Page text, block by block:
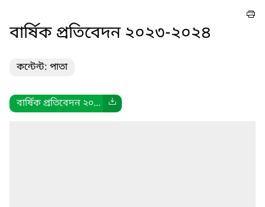
বার্ষিক প্রতিবেদন ২০২৩-২০২৪
কন্টেন্ট: পাতা
বার্ষিক প্রতিবেদন ২০...